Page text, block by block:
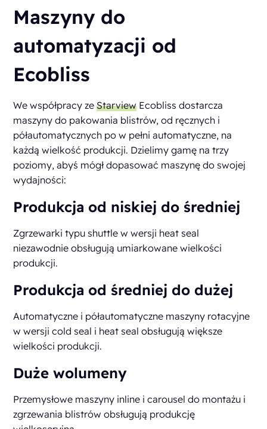
Maszyny do
automatyzacji od
Ecobliss
We współpracy zeStarview Ecobliss dostarcza
maszyny do pakowania blistrów, od ręcznych i
półautomatycznych po w pełni automatyczne, na
każdą wielkość produkcji. Dzielimy gamę na trzy
poziomy, abyś mógł dopasować maszynę do swojej
wydajności:
Produkcja od niskiej do średniej
Zgrzewarki typu shuttle w wersji heat seal
niezawodnie obsługują umiarkowane wielkości
produkcji.
Produkcja od średniej do dużej
Automatyczne i półautomatyczne maszyny rotacyjne
w wersji cold seal i heat seal obsługują większe
wielkości produkcji.
Duże wolumeny
Przemysłowe maszyny inline i carousel do montażu i
zgrzewania blistrów obsługują produkcję